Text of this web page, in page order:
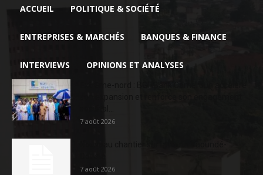
ACCUEIL POLITIQUE & SOCIÉTÉ
ENTREPRISES & MARCHÉS BANQUES & FINANCE
INTERVIEWS OPINIONS ET ANALYSES
7 août 2026
7 août 2026